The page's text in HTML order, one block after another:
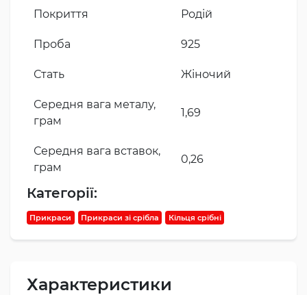
Покриття Родій
Проба 925
Стать Жіночий
Середня вага металу,
грам
1,69
Середня вага вставок,
грам
0,26
Категорії:
Прикраси Прикраси зі срібла Кільця срібні
Характеристики